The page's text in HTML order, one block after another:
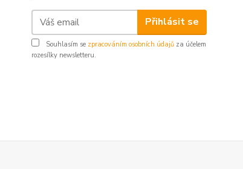
Přihlásit se
Souhlasím se zpracováním osobních údajů za účelem
rozesílky newsletteru.